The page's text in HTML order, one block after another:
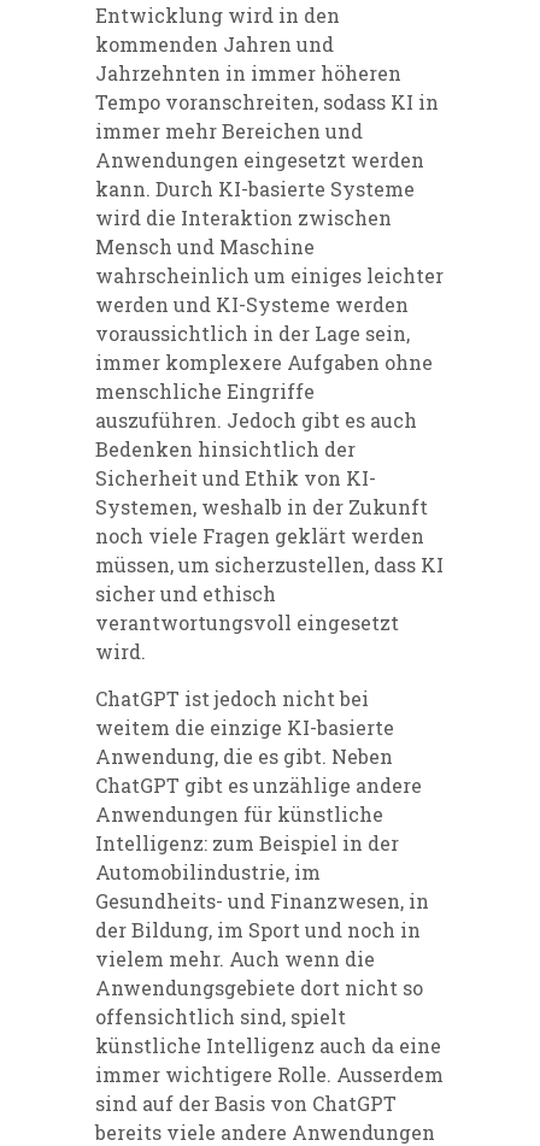
Entwicklung wird in den
kommenden Jahren und
Jahrzehnten in immer höheren
Tempo voranschreiten, sodass KI in
immer mehr Bereichen und
Anwendungen eingesetzt werden
kann. Durch KI-basierte Systeme
wird die Interaktion zwischen
Mensch und Maschine
wahrscheinlich um einiges leichter
werden und KI-Systeme werden
voraussichtlich in der Lage sein,
immer komplexere Aufgaben ohne
menschliche Eingriffe
auszuführen. Jedoch gibt es auch
Bedenken hinsichtlich der
Sicherheit und Ethik von KI-
Systemen, weshalb in der Zukunft
noch viele Fragen geklärt werden
müssen, um sicherzustellen, dass KI
sicher und ethisch
verantwortungsvoll eingesetzt
wird.
ChatGPT ist jedoch nicht bei
weitem die einzige KI-basierte
Anwendung, die es gibt. Neben
ChatGPT gibt es unzählige andere
Anwendungen für künstliche
Intelligenz: zum Beispiel in der
Automobilindustrie, im
Gesundheits- und Finanzwesen, in
der Bildung, im Sport und noch in
vielem mehr. Auch wenn die
Anwendungsgebiete dort nicht so
offensichtlich sind, spielt
künstliche Intelligenz auch da eine
immer wichtigere Rolle. Ausserdem
sind auf der Basis von ChatGPT
bereits viele andere Anwendungen